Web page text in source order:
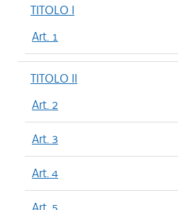
TITOLO I
Art. 1
TITOLO II
Art. 2
Art. 3
Art. 4